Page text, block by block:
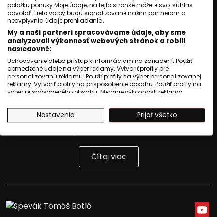
Brány areálu sa otvorili o 13.00, prvé
vystúpenie sa začnalo o hodinu neskôr.
Na pódiu sa počas popoludnia a večera
vystriedajú tanečné súbory aj známi
interpreti rómskej hudby.
Festival pokračuje po sobotnom
navštívilo 1500 ľudí zo Slovenska aj zo
Čítaj viac
položku ponuky Moje údaje, na tejto stránke môžete svoj súhlas
odvolať. Tieto voľby budú signalizované našim partnerom a
neovplyvnia údaje prehliadania.
My a naši partneri spracovávame údaje, aby sme
analyzovali výkonnosť webových stránok a robili
nasledovné:
Uchovávanie alebo prístup k informáciám na zariadení. Použiť
obmedzené údaje na výber reklamy. Vytvoriť profily pre
personalizovanú reklamu. Použiť profily na výber personalizovanej
reklamy. Vytvoriť profily na prispôsobenie obsahu. Použiť profily na
výber prispôsobeného obsahu. Meranie výkonnosti reklamy.
štatistík alebo spájania údajov z rôznych zdrojov. Vývoj a
zlepšovanie služieb. Použitie obmedzených údajov na výber
obsahu.
USA.
Váš súhlas a zásady používania cookie sa vzťahujú výlučne na
túto webovú stránku/aplikáciu.
Zobraziť zoznam partnerov (1009 predajcovia IAB)
Uchovávanie alebo prístup k
Nastavenia Prijať všetko